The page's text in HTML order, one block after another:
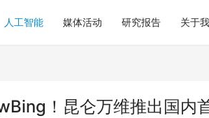
人工智能 媒体活动 研究报告 关于
！昆仑万维推出国